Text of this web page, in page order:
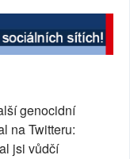
genocidní
na Twitteru:
jsi vůdčí